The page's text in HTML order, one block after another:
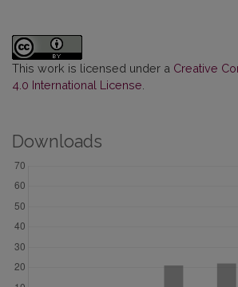
This work is licensed under a Creative
4.0 International License
Downloads